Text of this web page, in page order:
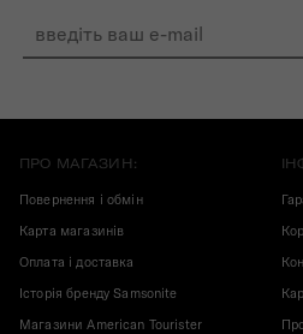
ПРО МАГАЗИН:
Повернення і обмін
Карта магазинів
Оплата і доставка
Історія бренду Samsonite
Магазини American Tourister